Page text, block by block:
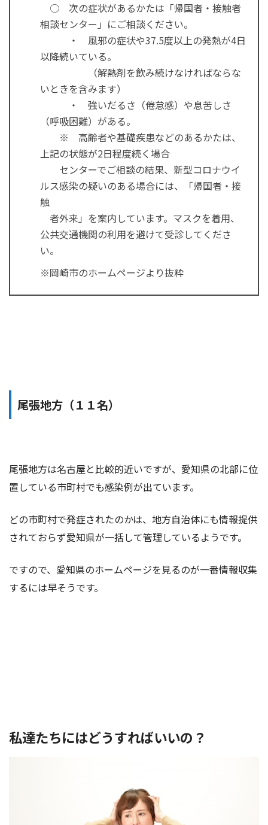
○ 次の症状があるかたは「帰国者・接触者
相談センター」にご相談ください。
・ 風邪の症状や37.5度以上の発熱が4日
以降続いている。
（解熱剤を飲み続けなければならな
いときを含みます）
・ 強いだるさ（倦怠感）や息苦しさ
（呼吸困難）がある。
※ 高齢者や基礎疾患などのあるかたは、
上記の状態が2日程度続く場合
センターでご相談の結果、新型コロナウイ
ルス感染の疑いのある場合には、「帰国者・接
触
者外来」を案内しています。マスクを着用、
公共交通機関の利用を避けて受診してくださ
い。
※岡崎市のホームページより抜粋
尾張地方（１１名）
尾張地方は名古屋と比較的近いですが、愛知県の北部に位
置している市町村でも感染例が出ています。
どの市町村で発症されたのかは、地方自治体にも情報提供
されておらず愛知県が一括して管理しているようです。
ですので、愛知県のホームページを見るのが一番情報収集
するには早そうです。
私達たちにはどうすればいいの？